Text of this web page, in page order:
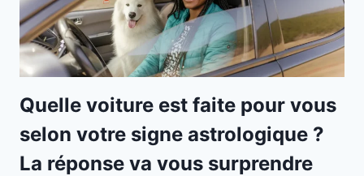
Quelle voiture est faite pour vous
selon votre signe astrologique ?
La réponse va vous surprendre